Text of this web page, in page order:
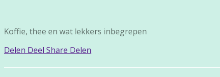
Koffie, thee en wat lekkers inbegrepen
Delen Deel Share Delen